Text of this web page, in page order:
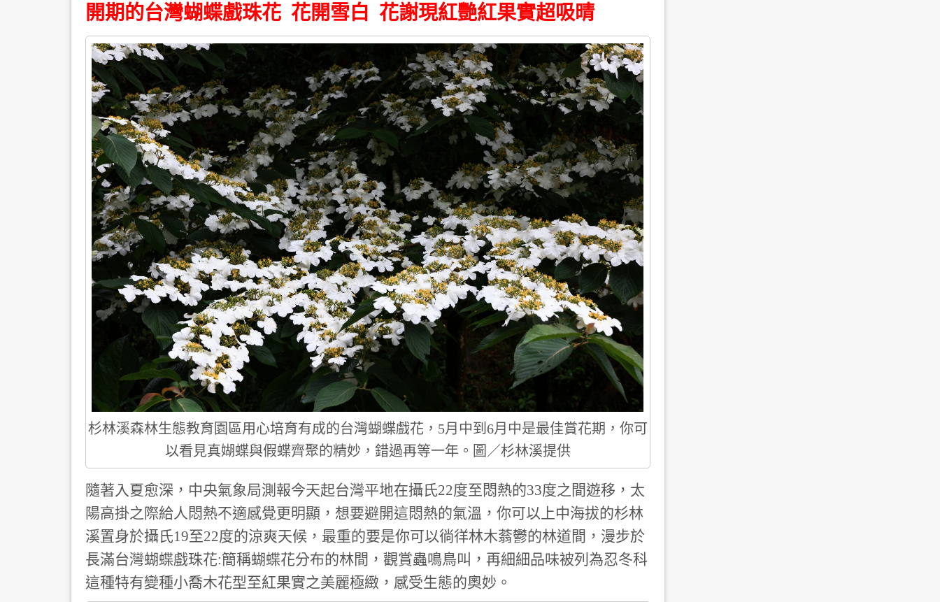
開期的台灣蝴蝶戲珠花 花開雪白 花謝現紅艷紅果實超吸晴
杉林溪森林生態教育園區用心培育有成的台灣蝴蝶戲花，5月中到6月中是最佳賞花期，你可
以看見真媩蝶與假蝶齊聚的精妙，錯過再等一年。圖／杉林溪提供
隨著入夏愈深，中央氣象局測報今天起台灣平地在攝氏22度至悶熱的33度之間遊移，太
陽高掛之際給人悶熱不適感覺更明顯，想要避開這悶熱的氣溫，你可以上中海拔的杉林
溪置身於攝氏19至22度的涼爽天候，最重的要是你可以徜徉林木蓊鬱的林道間，漫步於
長滿台灣蝴蝶戲珠花:簡稱蝴蝶花分布的林間，觀賞蟲鳴鳥叫，再細細品味被列為忍冬科
這種特有變種小喬木花型至紅果實之美麗極緻，感受生態的奧妙。